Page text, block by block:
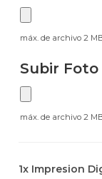
máx. de archivo 2
Subir Foto
máx. de archivo 2
1x Impresion